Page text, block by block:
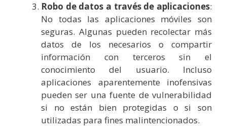
Robo de datos a través de aplicaciones:
No todas las aplicaciones móviles son
seguras. Algunas pueden recolectar más
datos de los necesarios o compartir
información con terceros sin el
conocimiento del usuario. Incluso
aplicaciones aparentemente inofensivas
pueden ser una fuente de vulnerabilidad
si no están bien protegidas o si son
utilizadas para fines malintencionados.